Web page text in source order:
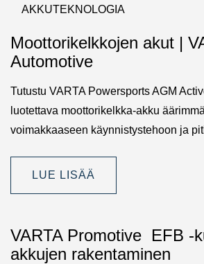
AKKUTEKNOLOGIA
Moottorikelkkojen akut |
Automotive
Tutustu VARTA Powersports AGM
luotettava moottorikelkka-akku
voimakkaaseen käynnistystehoon ja
LUE LISÄÄ
VARTA Promotive EFB -
akkujen rakentaminen